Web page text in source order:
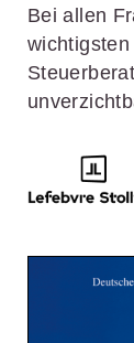
Bei allen